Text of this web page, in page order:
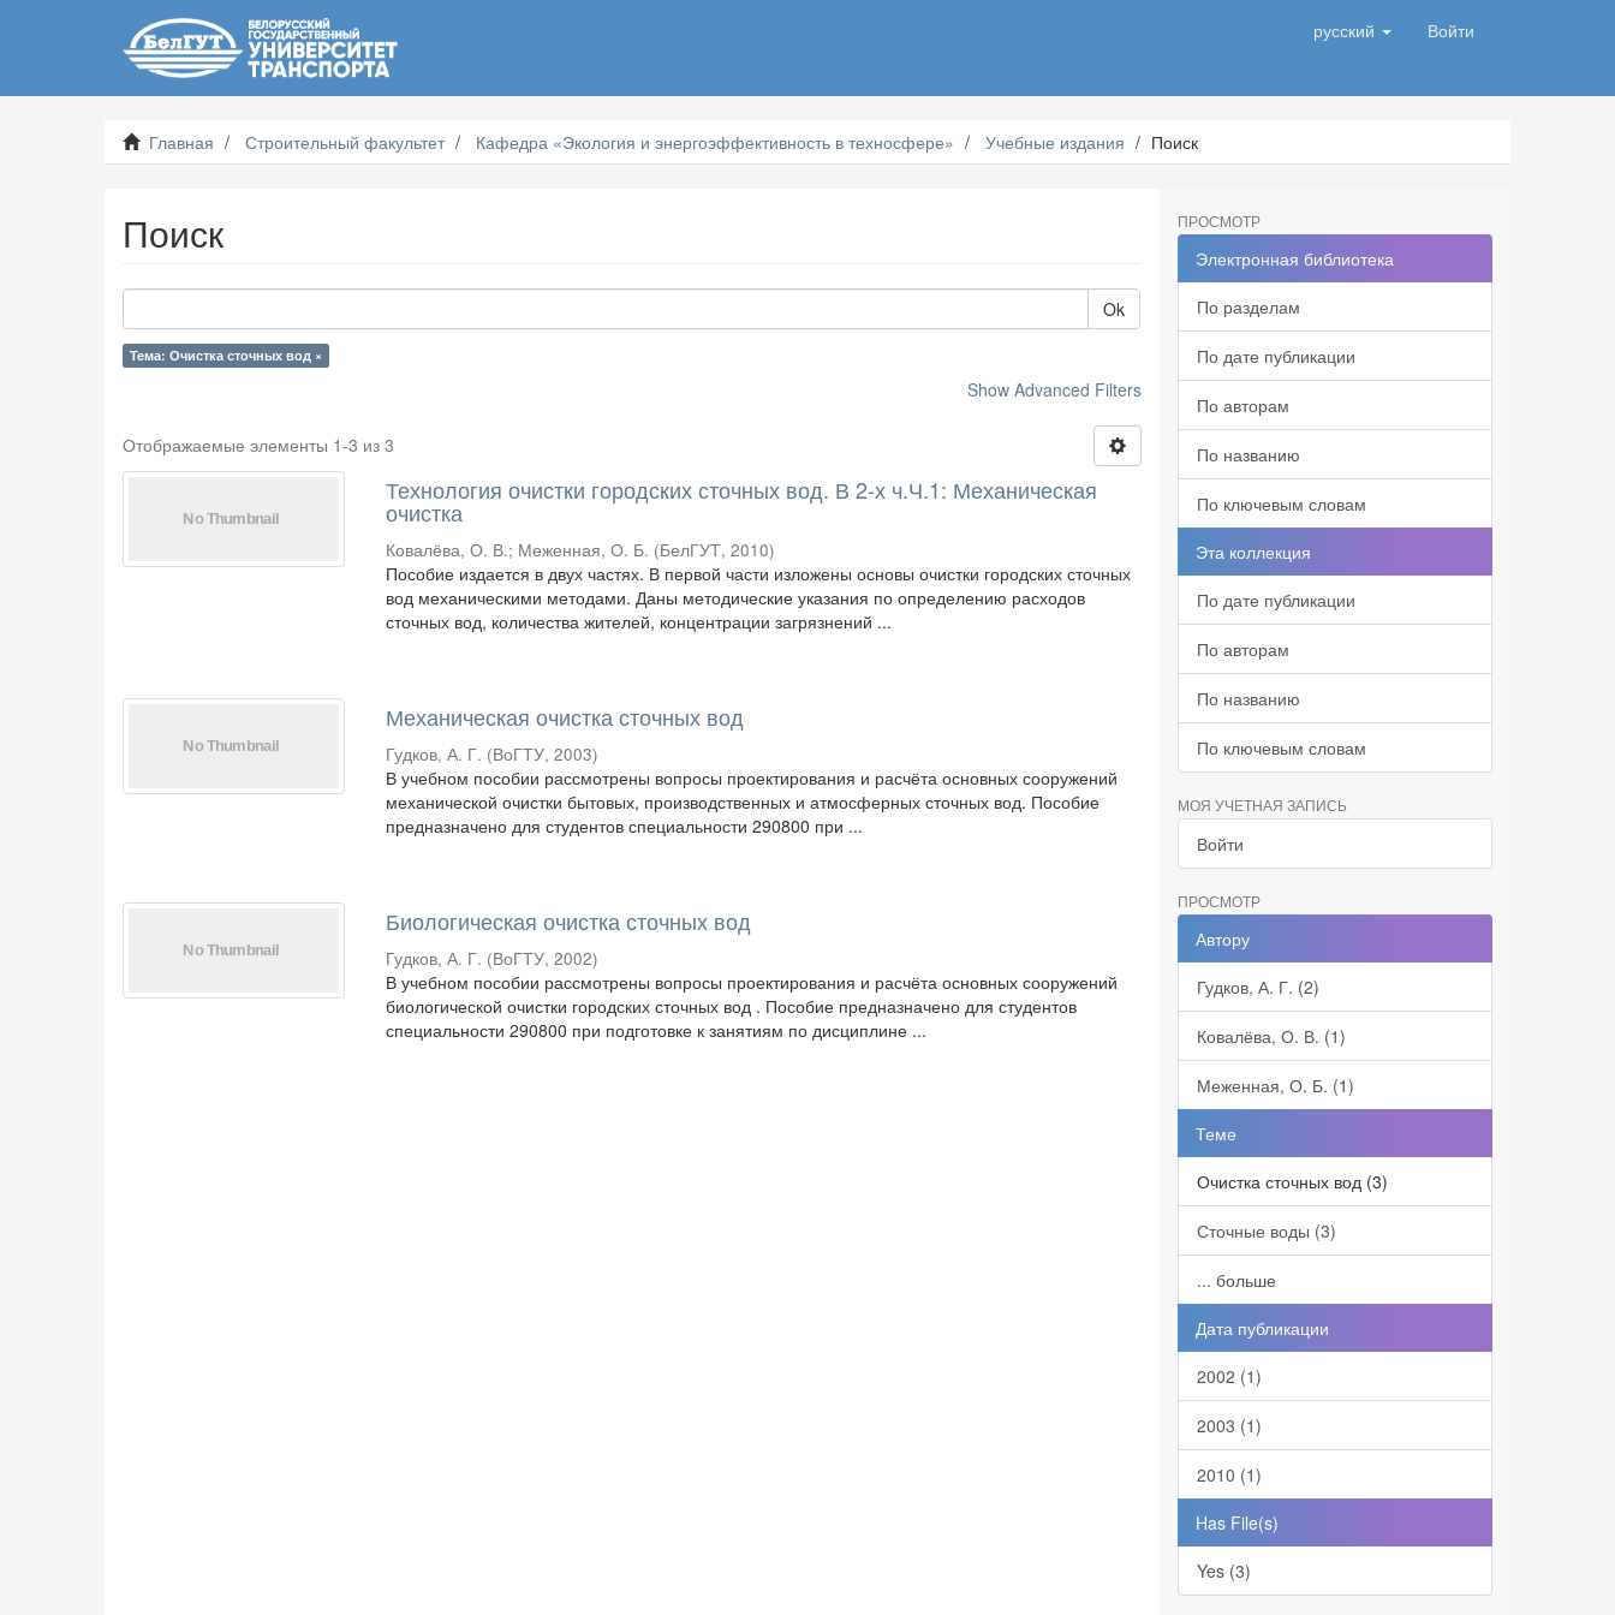
русский Войти
Главная Строительный факультет Кафедра «Экология и энергоэффективность в техносфере» Учебные издания Поиск
Поиск
Ok
Тема: Очистка сточных вод ×
Show Advanced Filters
Отображаемые элементы 1-3 из 3
Технология очистки городских сточных вод. В 2-х ч.Ч.1: Механическая
очистка
Ковалёва, О. В.; Меженная, О. Б. (БелГУТ,2010)
Пособие издается в двух частях. В первой части изложены основы очистки городских сточных
вод механическими методами. Даны методические указания по определению расходов
сточных вод, количества жителей, концентрации загрязнений ...
Механическая очистка сточных вод
Гудков, А. Г. (ВоГТУ,2003)
В учебном пособии рассмотрены вопросы проектирования и расчёта основных сооружений
механической очистки бытовых, производственных и атмосферных сточных вод. Пособие
предназначено для студентов специальности 290800 при ...
Биологическая очистка сточных вод
Гудков, А. Г. (ВоГТУ,2002)
В учебном пособии рассмотрены вопросы проектирования и расчёта основных сооружений
биологической очистки городских сточных вод . Пособие предназначено для студентов
специальности 290800 при подготовке к занятиям по дисциплине ...
ПРОСМОТР
Электронная библиотека
По разделам
По дате публикации
По авторам
По названию
По ключевым словам
Эта коллекция
По дате публикации
По авторам
По названию
По ключевым словам
МОЯ УЧЕТНАЯ ЗАПИСЬ
Войти
ПРОСМОТР
Автору
Гудков, А. Г. (2)
Ковалёва, О. В. (1)
Меженная, О. Б. (1)
Теме
Очистка сточных вод (3)
Сточные воды (3)
... больше
Дата публикации
2002 (1)
2003 (1)
2010 (1)
Has File(s)
Yes (3)